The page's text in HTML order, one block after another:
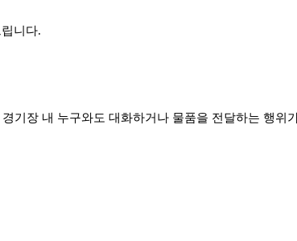
니다.
기장 내 누구와도 대화하거나 물품을 전달하는 행위